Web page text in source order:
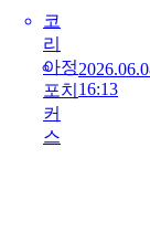
코
리
아
포
커
스
정
치 16:13